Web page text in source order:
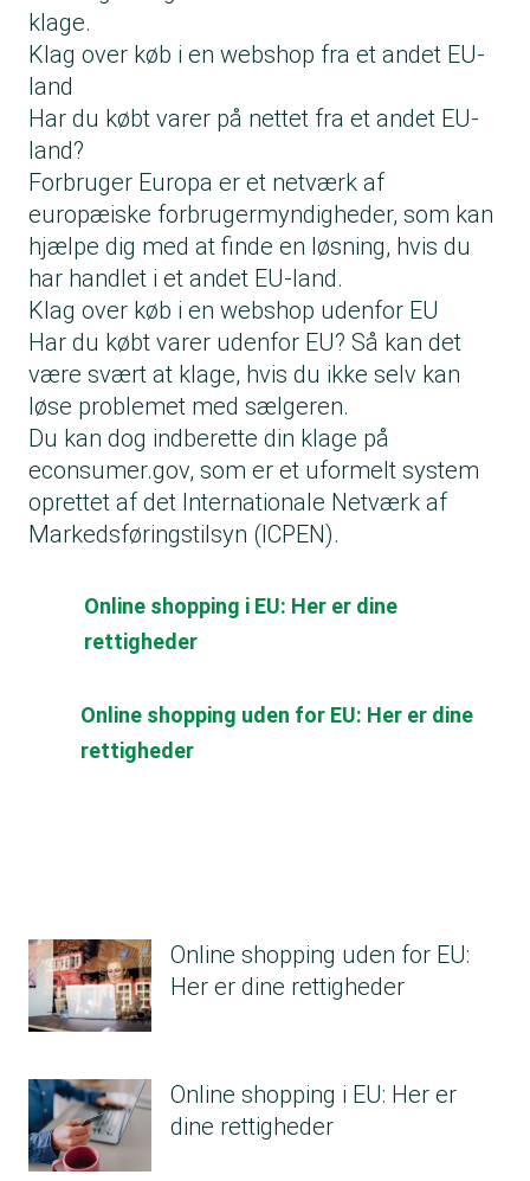
klage.
Klag over køb i en webshop fra et andet EU-
land
Har du købt varer på nettet fra et andet EU-
land?
Forbruger Europa er et netværk af
europæiske forbrugermyndigheder, som kan
hjælpe dig med at finde en løsning, hvis du
har handlet i et andet EU-land.
Klag over køb i en webshop udenfor EU
Har du købt varer udenfor EU? Så kan det
være svært at klage, hvis du ikke selv kan
løse problemet med sælgeren.
Du kan dog indberette din klage på
econsumer.gov, som er et uformelt system
oprettet af det Internationale Netværk af
Markedsføringstilsyn (ICPEN).
Online shopping i EU: Her er dine
rettigheder
Online shopping uden for EU: Her er dine
rettigheder
Online shopping uden for EU:
Her er dine rettigheder
Online shopping i EU: Her er
dine rettigheder